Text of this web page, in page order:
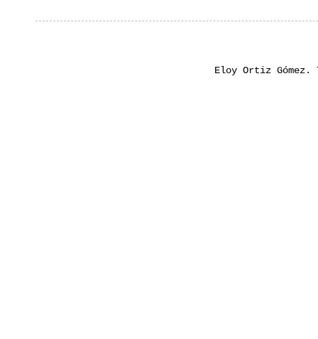
Eloy Ortiz